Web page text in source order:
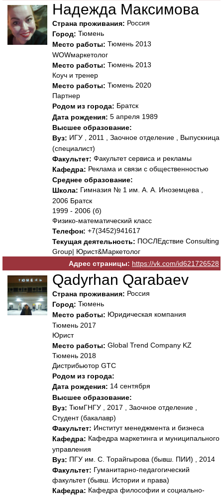
Надежда Максимова
Страна проживания: Россия
Город: Тюмень
Место работы: Тюмень 2013
WOWмаркетолог
Место работы: Тюмень 2013
Коуч и тренер
Место работы: Тюмень 2020
Партнер
Родом из города: Братск
Дата рождения: 5 апреля 1989
Высшее образование:
Вуз: ИГУ , 2011 , Заочное отделение , Выпускница
(специалист)
Факультет: Факультет сервиса и рекламы
Кафедра: Реклама и связи с общественностью
Среднее образование:
Школа: Гимназия № 1 им. А. А. Иноземцева ,
2006 Братск
1999 - 2006 (б)
Физико-математический класс
Телефон: +7(3452)941617
Текущая деятельность: ПОСЛЕдствие Consulting
Group| Юрист&Маркетолог
Адрес страницы: https://vk.com/id621726528
Qadyrhan Qarabaev
Страна проживания: Россия
Город: Тюмень
Место работы: Юридическая компания
Тюмень 2017
Юрист
Место работы: Global Trend Company KZ
Тюмень 2018
Дистрибьютор GTC
Родом из города:
Дата рождения: 14 сентября
Высшее образование:
Вуз: ТюмГНГУ , 2017 , Заочное отделение ,
Студент (бакалавр)
Факультет: Институт менеджмента и бизнеса
Кафедра: Кафедра маркетинга и муниципального
управления
Вуз: ПГУ им. С. Торайгырова (бывш. ПИИ) , 2014
Факультет: Гуманитарно-педагогический
факультет (бывш. Истории и права)
Кафедра: Кафедра философии и социально-